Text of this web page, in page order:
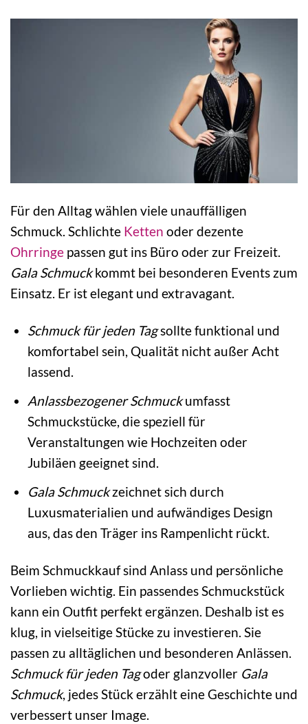
Für den Alltag wählen viele unauffälligen
Schmuck. Schlichte Ketten oder dezente
Ohrringe passen gut ins Büro oder zur Freizeit.
Gala Schmuckkommt bei besonderen Events zum
Einsatz. Er ist elegant und extravagant.
Schmuck für jeden Tagsollte funktional und
komfortabel sein, Qualität nicht außer Acht
lassend.
Anlassbezogener Schmuckumfasst
Schmuckstücke, die speziell für
Veranstaltungen wie Hochzeiten oder
Jubiläen geeignet sind.
Gala Schmuckzeichnet sich durch
Luxusmaterialien und aufwändiges Design
aus, das den Träger ins Rampenlicht rückt.
Beim Schmuckkauf sind Anlass und persönliche
Vorlieben wichtig. Ein passendes Schmuckstück
kann ein Outfit perfekt ergänzen. Deshalb ist es
klug, in vielseitige Stücke zu investieren. Sie
passen zu alltäglichen und besonderen Anlässen.
Schmuck für jeden Tagoder glanzvoller Gala
Schmuck, jedes Stück erzählt eine Geschichte und
verbessert unser Image.